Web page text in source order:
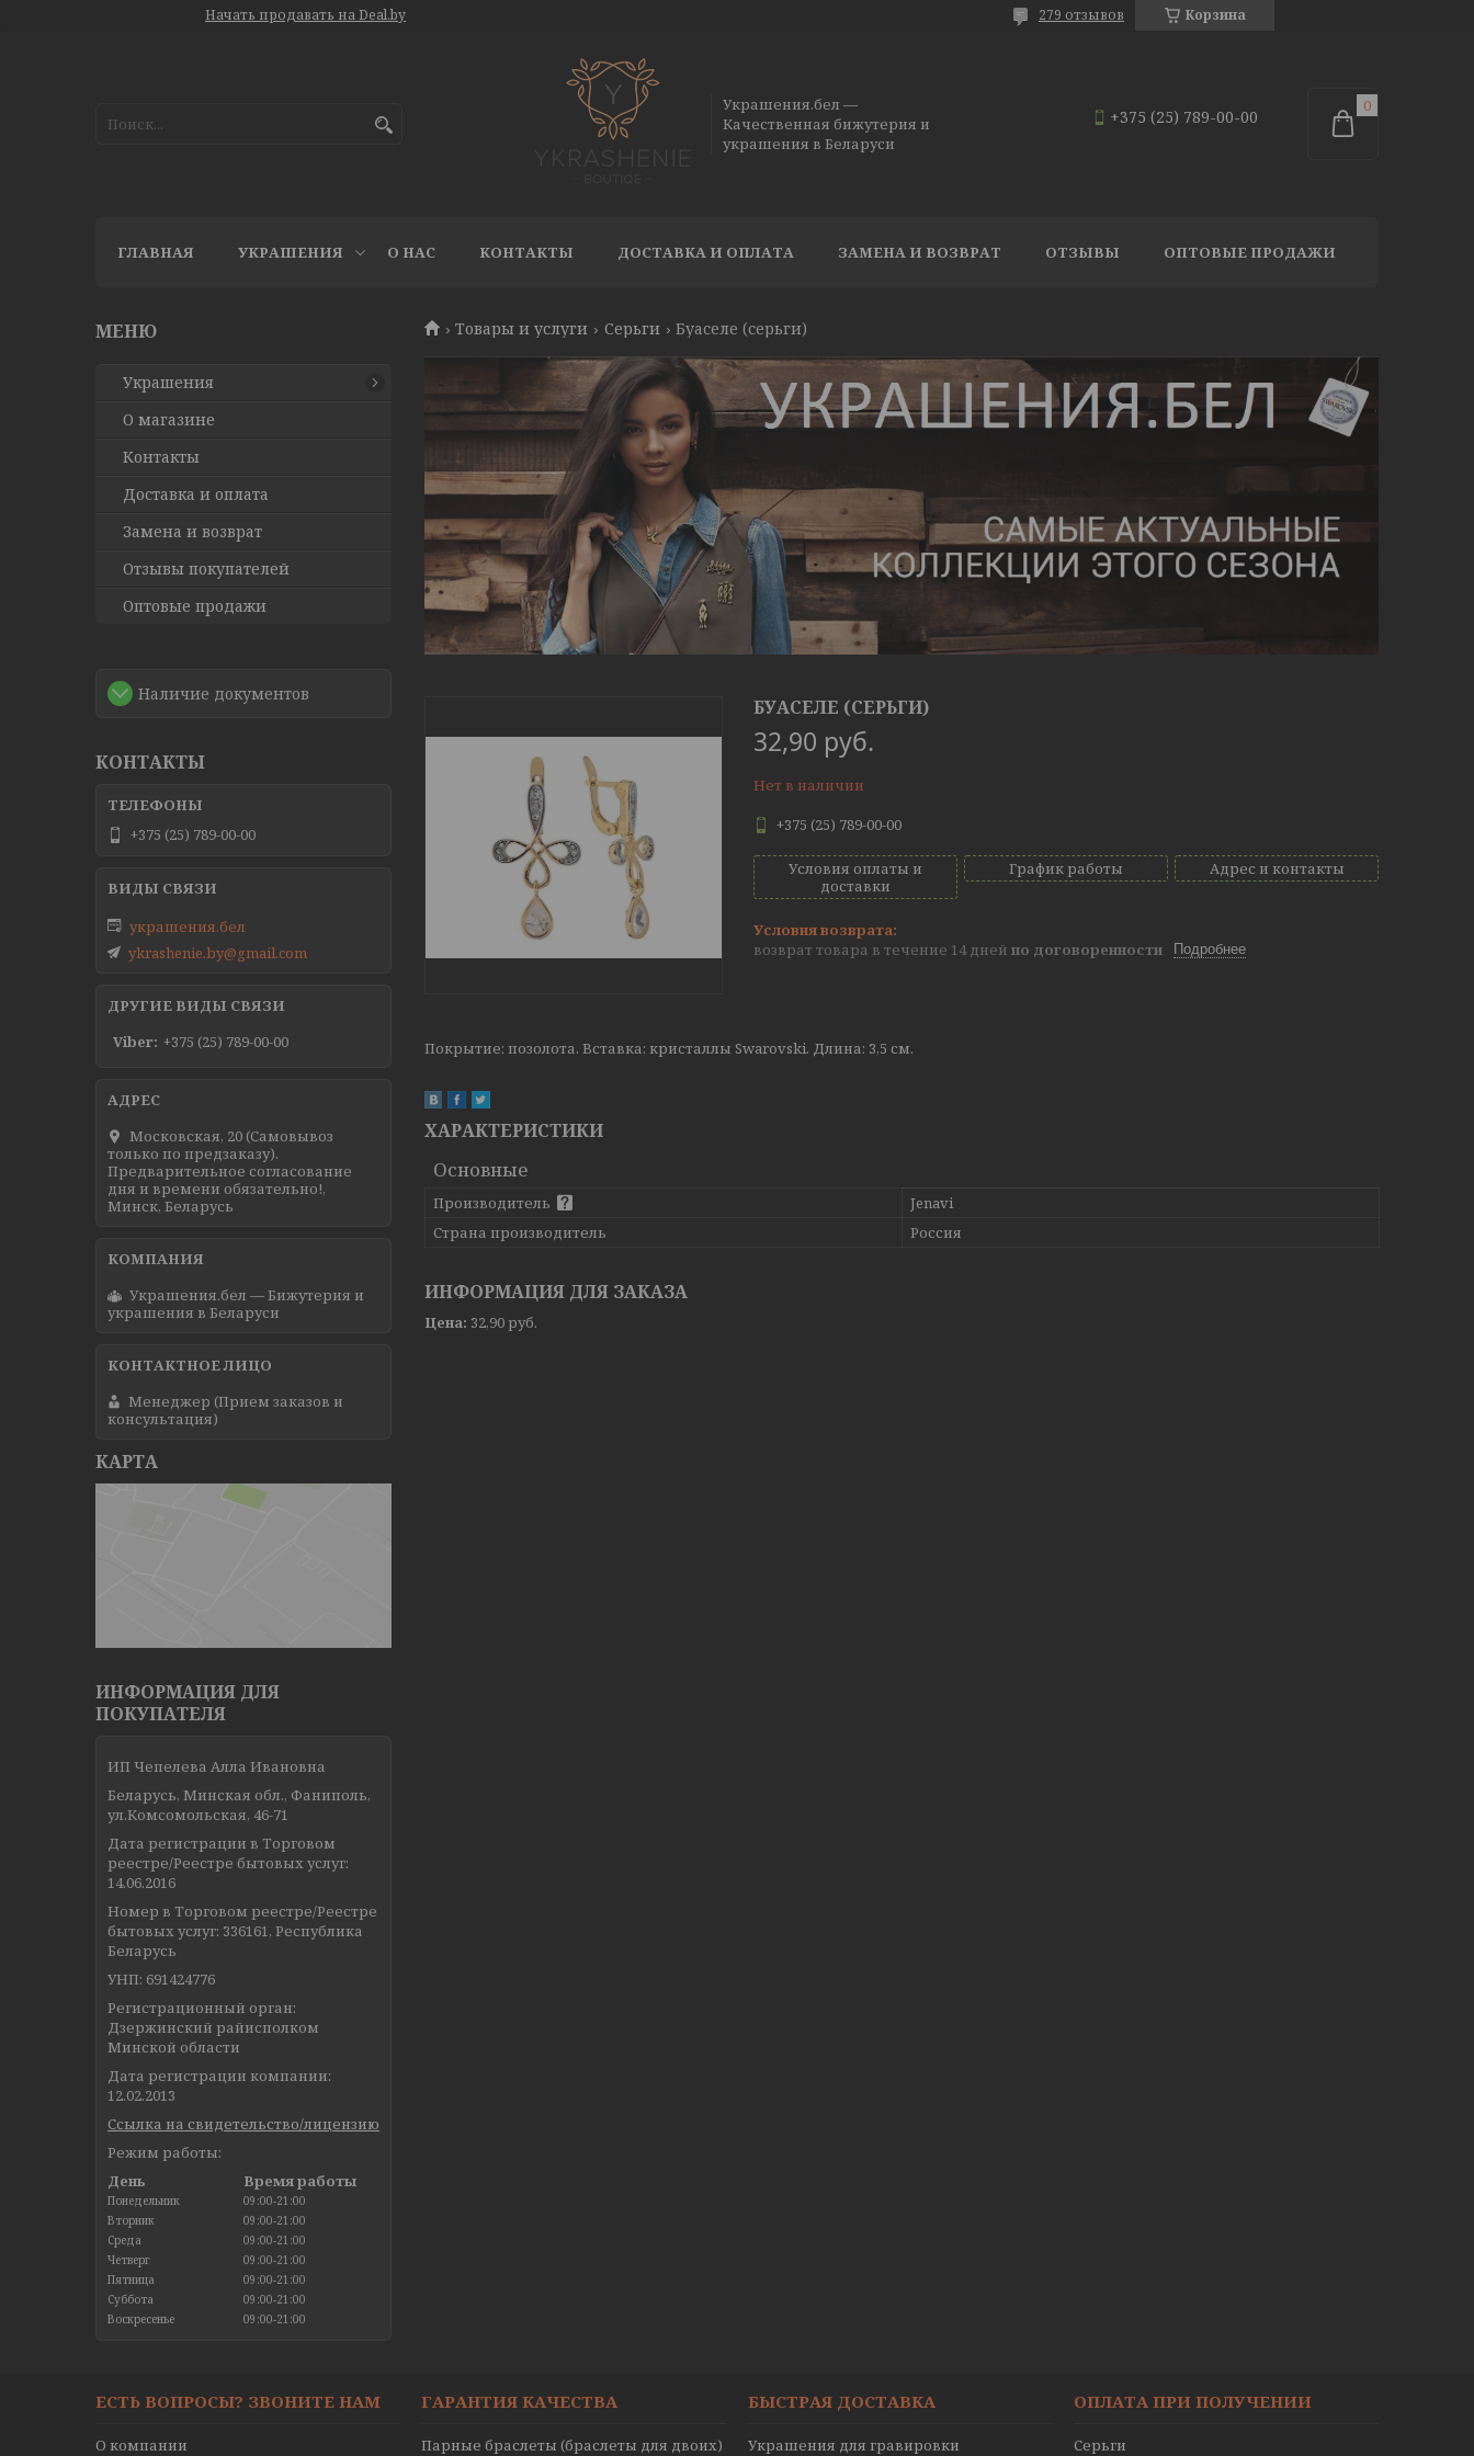
Начать продавать на Deal.by Корзина
279 отзывов
Украшения.бел —
Качественная бижутерия и
украшения в Беларуси
+375 (25) 789-00-00
ГЛАВНАЯ УКРАШЕНИЯ О НАС КОНТАКТЫ ДОСТАВКА И ОПЛАТА ЗАМЕНА И ВОЗВРАТ ОТЗЫВЫ ОПТОВЫЕ ПРОДАЖИ
Товары и услуги Серьги Буаселе (серьги)
БУАСЕЛЕ (СЕРЬГИ)
32,90 руб.
Нет в наличии
+375 (25) 789-00-00
Условия оплаты и
доставки
График работы Адрес и контакты
возврат товара в течение 14 дней по договоренности Подробнее
Покрытие: позолота. Вставка: кристаллы Swarovski. Длина: 3,5 см.
ХАРАКТЕРИСТИКИ
Основные
Производитель
Jenavi
Страна производитель
Россия
ИНФОРМАЦИЯ ДЛЯ ЗАКАЗА
Цена: 32,90 руб.
Украшения
О магазине
Контакты
Доставка и оплата
Замена и возврат
Отзывы покупателей
Оптовые продажи
Наличие документов
КОНТАКТЫ
+375 (25) 789-00-00
украшения.бел
ykrashenie.by@gmail.com
ДРУГИЕ ВИДЫ СВЯЗИ
Viber +375 (25) 789-00-00
Московская, 20 (Самовывоз
только по предзаказу).
Предварительное согласование
дня и времени обязательно!,
Минск, Беларусь
Украшения.бел — Бижутерия и
украшения в Беларуси
Менеджер (Прием заказов и
консультация)
КАРТА
ИНФОРМАЦИЯ ДЛЯ
ПОКУПАТЕЛЯ
ИП Чепелева Алла Ивановна
Беларусь, Минская обл., Фаниполь,
ул.Комсомольская, 46-71
Дата регистрации в Торговом
реестре/Реестре бытовых услуг:
14.06.2016
Номер в Торговом реестре/Реестре
бытовых услуг: 336161, Республика
Беларусь
УНП: 691424776
Регистрационный орган:
Дзержинский райисполком
Минской области
Дата регистрации компании:
12.02.2013
Ссылка на свидетельство/лицензию
Режим работы:
День
Время работы
Понедельник
09:00-21:00
Вторник
09:00-21:00
Среда
09:00-21:00
Четверг
09:00-21:00
Пятница
09:00-21:00
Суббота
09:00-21:00
Воскресенье
09:00-21:00
ЕСТЬ ВОПРОСЫ? ЗВОНИТЕ НАМ
О компании
ГАРАНТИЯ КАЧЕСТВА
Парные браслеты (браслеты для двоих)
БЫСТРАЯ ДОСТАВКА
Украшения для гравировки
ОПЛАТА ПРИ ПОЛУЧЕНИИ
Серьги